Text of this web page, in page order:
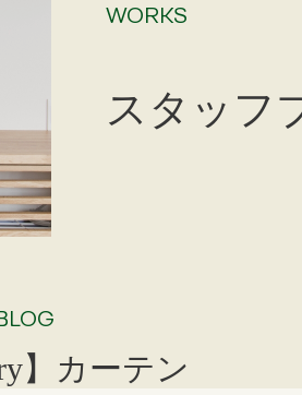
WORKS
スタッフ
】カーテン